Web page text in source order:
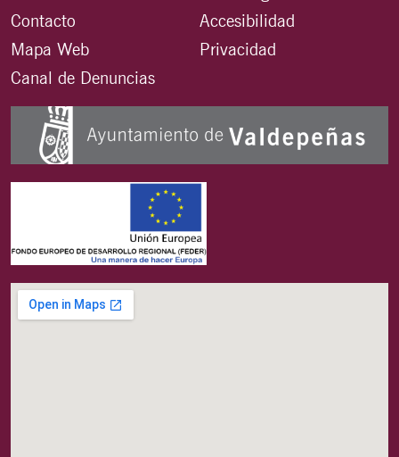
Contacto
Mapa Web
Canal de Denuncias
Accesibilidad
Privacidad